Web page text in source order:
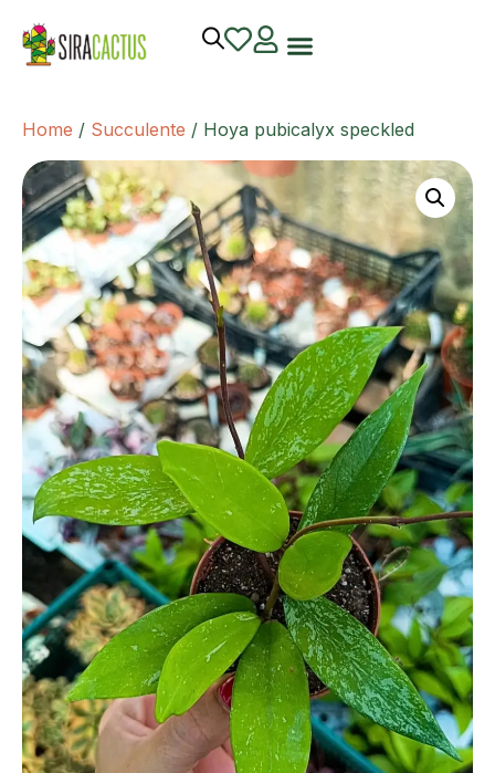
Home / Succulente / Hoya pubicalyx speckled